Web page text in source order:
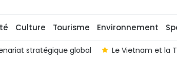
Culture Tourisme Environnement
stratégique global Le Vietnam et la